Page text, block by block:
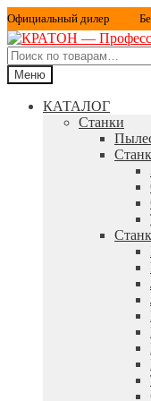
Официальный дилер
Искать:
Меню
КАТАЛОГ
Станки